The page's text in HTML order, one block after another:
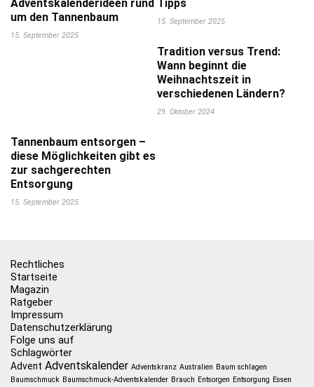
Adventskalenderideen rund
um den Tannenbaum
15. September 2025
Tipps
15. September 2025
Tradition versus Trend:
Wann beginnt die
Weihnachtszeit in
verschiedenen Ländern?
29. Oktober 2024
Tannenbaum entsorgen –
diese Möglichkeiten gibt es
zur sachgerechten
Entsorgung
15. September 2025
Rechtliches
Startseite
Magazin
Ratgeber
Impressum
Datenschutzerklärung
Folge uns auf
Schlagwörter
Advent Adventskalender Adventskranz Australien Baum schlagen
Baumschmuck Baumschmuck-Adventskalender Brauch Entsorgen Entsorgung Essen